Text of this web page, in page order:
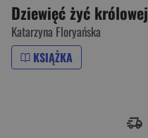
Dziewięć żyć królowej
Katarzyna Floryańska
KSIĄŻKA